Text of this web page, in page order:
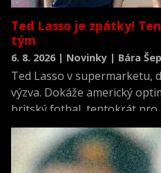
Ted Lasso je zpátky!
tým
6. 8. 2026 | Novinky | Bára
Ted Lasso v supermarketu,
výzva. Dokáže americký
britský fotbal, tentokrát pro